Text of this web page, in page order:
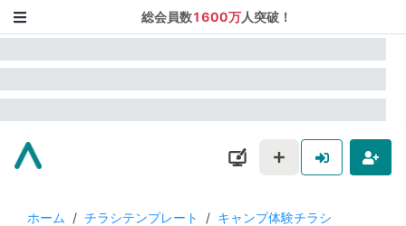
総会員数1600万人突破！
ホーム / チラシテンプレート / キャンプ体験チラシ